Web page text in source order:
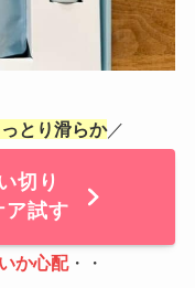
とり滑らか／
切り
ア試す
か心配・・